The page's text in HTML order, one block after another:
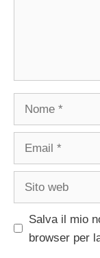
Nome
Email
Sito
Salva il mio
browser per